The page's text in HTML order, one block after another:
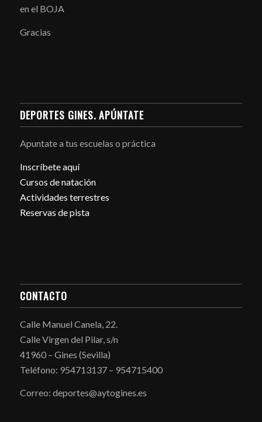
en el BOJA
Gracias
DEPORTES GINES. APÚNTATE
Apuntate a tus escuelas o práctica
Inscríbete aquí
Cursos de natación
Actividades terrestres
Reservas de pista
CONTACTO
Calle Manuel Canela, 22.
Calle Virgen del Pilar, s/n
41960 – Gines (Sevilla)
Teléfono: 954713137 – 954715400
Correo: deportes@aytogines.es